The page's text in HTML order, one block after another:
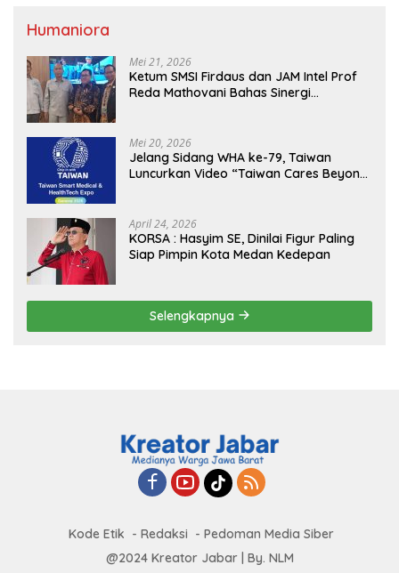
Humaniora
Mei 21, 2026
Ketum SMSI Firdaus dan JAM Intel Prof
Reda Mathovani Bahas Sinergi
MBG, Perkuat Pengawasan Program
Pemerintah
Mei 20, 2026
Jelang Sidang WHA ke-79, Taiwan
Luncurkan Video “Taiwan Cares Beyond
April 24, 2026
KORSA : Hasyim SE, Dinilai Figur Paling
Siap Pimpin Kota Medan Kedepan
Selengkapnya
Kode Etik Redaksi
Pedoman Media Siber
@2024 Kreator Jabar | By. NLM